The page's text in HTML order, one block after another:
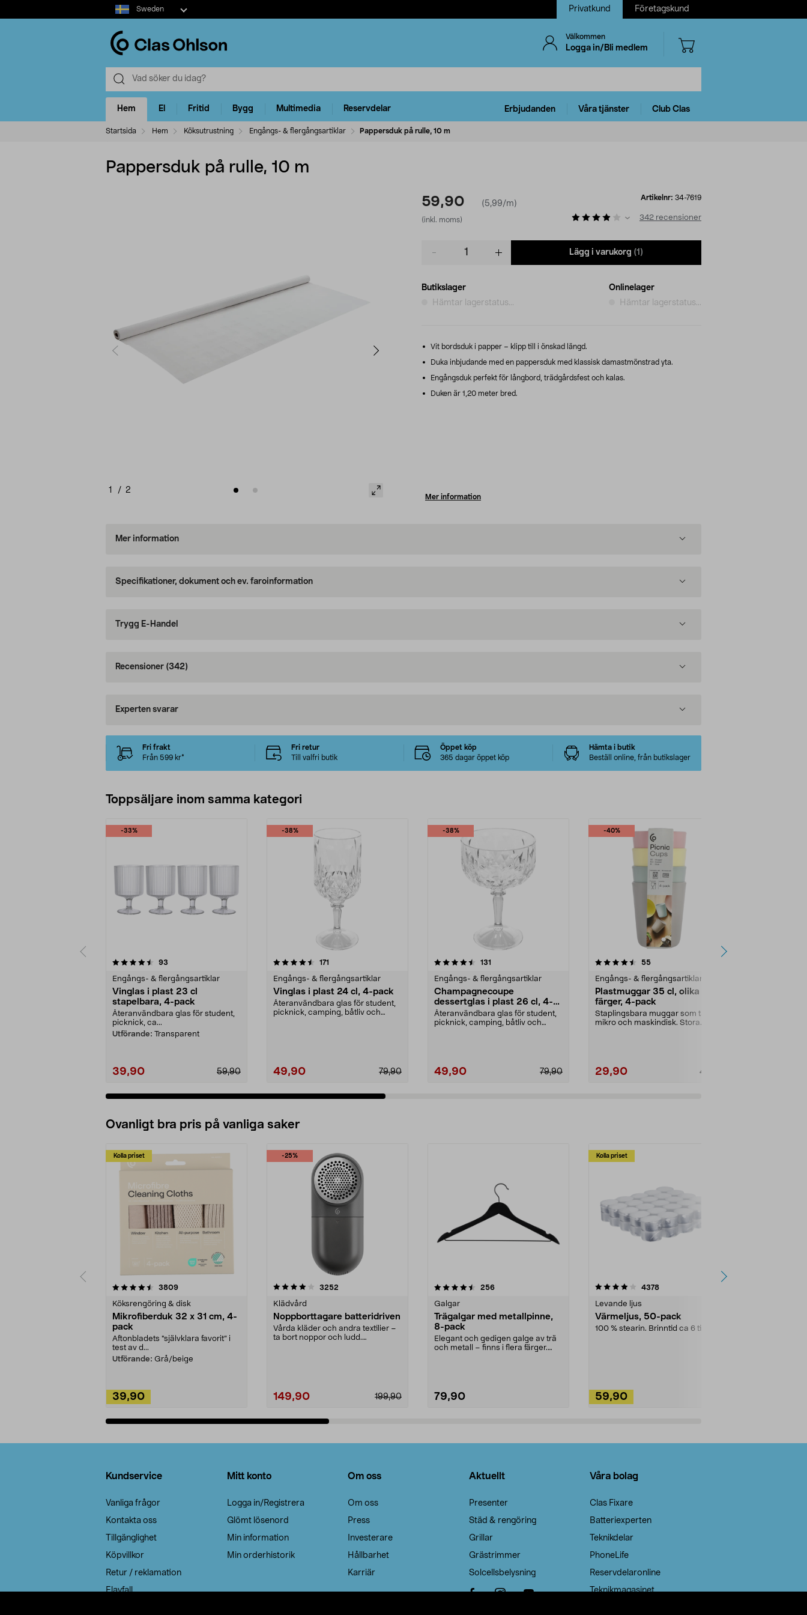
Select
market
Sweden Privatkund Företagskund
Välkommen
Logga in/Bli medlem
Hem El Fritid Bygg Multimedia Reservdelar Erbjudanden Våra tjänster Club Clas
Startsida Hem Köksutrustning Engångs- & flergångsartiklar Pappersduk på rulle, 10 m
Pappersduk på rulle, 10 m
1 / 2
59,90 (5,99/m)
(inkl. moms)
Artikelnr: 34-7619
342 recensioner
Lägg i varukorg (1)
Butikslager
Hämtar lagerstatus...
Onlinelager
Hämtar lagerstatus...
Vit bordsduk i papper – klipp till i önskad längd.
Duka inbjudande med en pappersduk med klassisk damastmönstrad yta.
Engångsduk perfekt för långbord, trädgårdsfest och kalas.
Duken är 1,20 meter bred.
Mer information
Mer information
Specifikationer, dokument och ev. faroinformation
Trygg E-Handel
Recensioner (342)
Experten svarar
Fri frakt
Från 599 kr*
Fri retur
Till valfri butik
Öppet köp
365 dagar öppet köp
Hämta i butik
Beställ online, från butikslager
Toppsäljare inom samma kategori
-33%
93
Engångs- & flergångsartiklar
Vinglas i plast 23 cl
stapelbara, 4-pack
Återanvändbara glas för student,
picknick, ca...
Utförande: Transparent
39,90 59,90
-38%
4.5 av 5 stjärnor 171
Engångs- & flergångsartiklar
Vinglas i plast 24 cl, 4-pack
Återanvändbara glas för student,
picknick, camping, båtliv och
49,90 79,90
-38%
4.5 av 5 stjärnor 131
Engångs- & flergångsartiklar
Champagnecoupe
dessertglas i plast 26 cl, 4-
pack
Återanvändbara glas för student,
picknick, camping, båtliv och
49,90 79,90
-40%
4.5 av 5 stjärnor 55recensioner
Engångs- & flergångsartiklar
Plastmuggar 35 cl, olika
färger, 4-pack
Staplingsbara muggar som tål
mikro och maskindisk. Stora
29,90 49,90
4.5 av 5 stjärnor
Ovanligt bra pris på vanliga saker
Kolla priset
3809recensioner
Köksrengöring & disk
Mikrofiberduk 32 x 31 cm, 4-
pack
Aftonbladets "självklara favorit” i
test av d...
Utförande: Grå/beige
39,90
-25%
4.0av 5 stjärnor 3252
Klädvård
Noppborttagare batteridriven
Vårda kläder och andra textilier –
ta bort noppor och ludd.
199,90
149,90
4.5av 5 stjärnor 256recensioner
Galgar
Trägalgar med metallpinne,
8-pack
Elegant och gedigen galge av trä
och metall – finns i flera färger.
79,90
Kolla priset
4.0av 5 stjärnor 4378recensioner
Levande ljus
Värmeljus, 50-pack
100 % stearin. Brinntid ca 6 tim.
59,90
4.5av 5 stjärnor
Kundservice
Vanliga frågor
Kontakta oss
Tillgänglighet
Köpvillkor
Retur / reklamation
Elavfall
Mitt konto
Logga in/Registrera
Glömt lösenord
Min information
Min orderhistorik
Om oss
Om oss
Press
Investerare
Hållbarhet
Karriär
Aktuellt
Presenter
Städ & rengöring
Grillar
Grästrimmer
Solcellsbelysning
Våra bolag
Clas Fixare
Batteriexperten
Teknikdelar
PhoneLife
Reservdelaronline
Teknikmagasinet